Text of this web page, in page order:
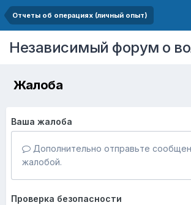
Отчеты об операциях (личный опыт)
Независимый форум о
Жалоба
Ваша жалоба
Дополнительно отправьте
жалобой.
Проверка безопасности